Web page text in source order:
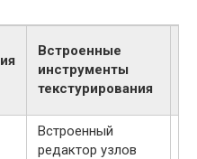
Встроенные
инструменты
текстурирования
Встроенный
редактор узлов